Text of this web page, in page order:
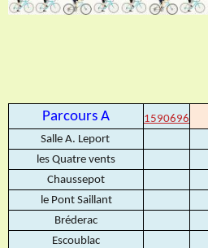
Parcours A 1590696
Salle A. Leport
les Quatre vents
Chaussepot
le Pont Saillant
Bréderac
Escoublac